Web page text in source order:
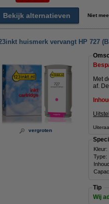
Bekijk alternatieven Niet
huismerk vervangt HP 727
vergroten
Met
af.
Kleur:
Type:
Tip
Wij